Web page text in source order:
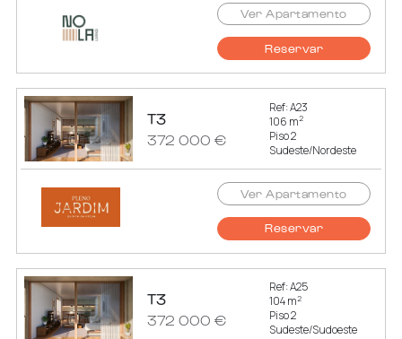
Ver Apartamento
Reservar
T3
372 000 €
Ref: A23
106 m2
Piso 2
Sudeste/Nordeste
Ver Apartamento
Reservar
T3
372 000 €
Ref: A25
104 m2
Piso 2
Sudeste/Sudoeste